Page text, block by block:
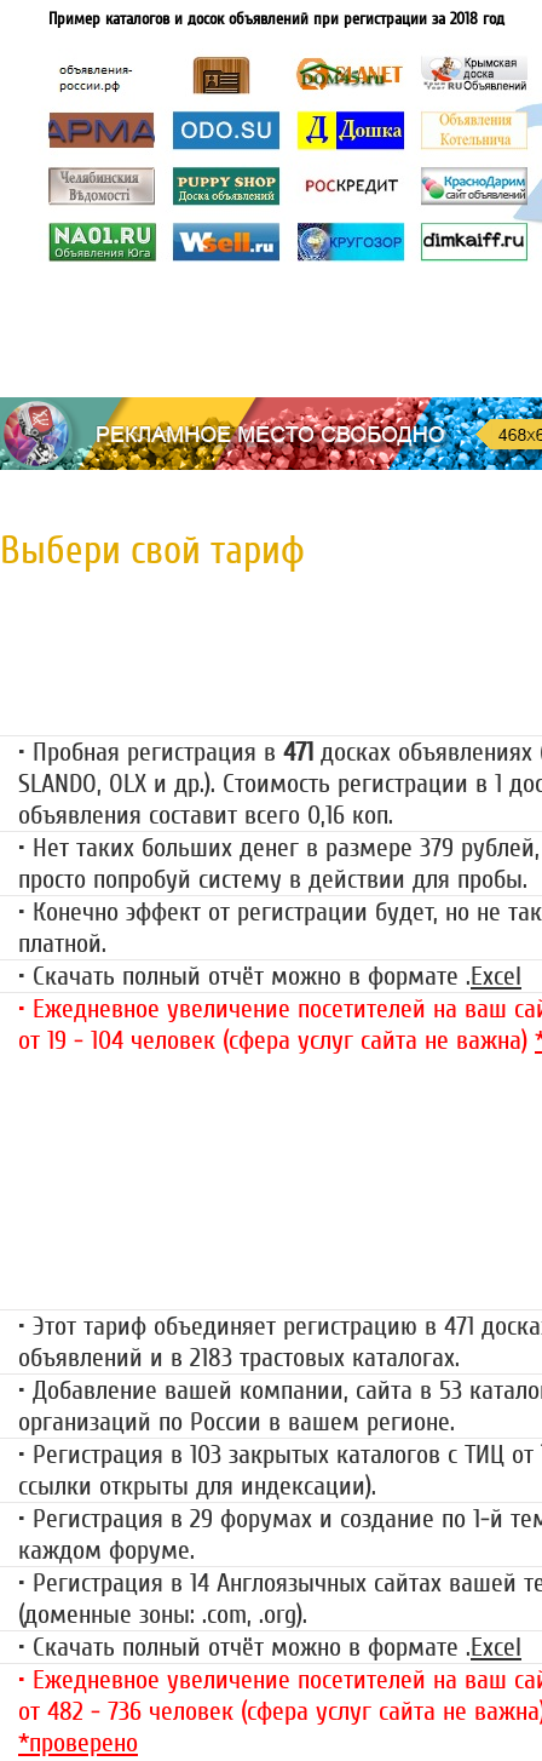
Пример каталогов и досок объявлений при регистрации за 2018 год
Выбери свой тариф
• Пробная регистрация в 471 досках объявлениях
SLANDO, OLX и др.). Стоимость регистрации в 1
объявления составит всего 0,16 коп.
• Нет таких больших денег в размере 379
просто попробуй систему в действии для пробы.
• Конечно эффект от регистрации будет, но не
платной.
• Скачать полный отчёт можно в формате .Excel
• Ежедневное увеличение посетителей на ваш
от 19 - 104 человек (сфера услуг сайта не важна)
• Этот тариф объединяет регистрацию в 471
объявлений и в 2183 трастовых каталогах.
• Добавление вашей компании, сайта в 53
организаций по России в вашем регионе.
• Регистрация в 103 закрытых каталогов с ТИЦ от
ссылки открыты для индексации).
• Регистрация в 29 форумах и создание по 1-й
каждом форуме.
• Регистрация в 14 Англоязычных сайтах вашей
(доменные зоны: .com, .org).
• Скачать полный отчёт можно в формате .Excel
• Ежедневное увеличение посетителей на ваш
от 482 - 736 человек (сфера услуг сайта не
*проверено